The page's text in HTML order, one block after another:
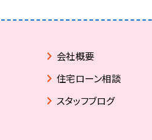
会社概要
住宅ローン相談
スタッフブログ